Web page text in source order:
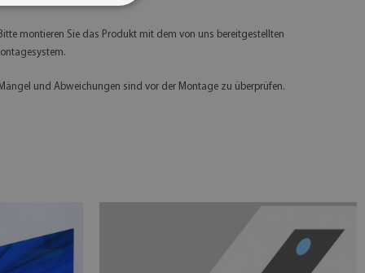
montieren Sie das Produkt mit dem von uns bereitgestellten
und Abweichungen sind vor der Montage zu überprüfen.